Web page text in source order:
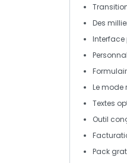
Des
Interface
Le mode
Textes
Outil
Pack